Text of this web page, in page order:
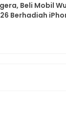
Beli Mobil
Berhadiah